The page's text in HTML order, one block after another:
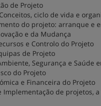
de Projeto
ciclo de vida e
do projeto: arranque e
e da Mudança
e Controlo do Projeto
de Projeto
Segurança e Saúde
do Projeto
e Financeira do Projeto
Implementação de projetos,